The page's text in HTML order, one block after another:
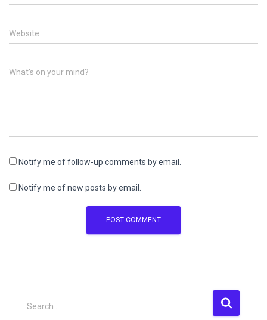
Website
What's on your mind?
Notify me of follow-up comments by email.
Notify me of new posts by email.
S
e
Search …